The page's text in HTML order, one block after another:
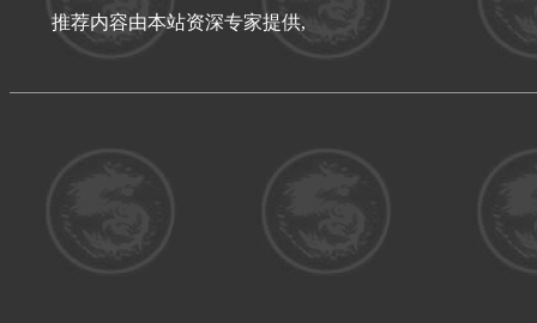
推荐内容由本站资深专家提供,